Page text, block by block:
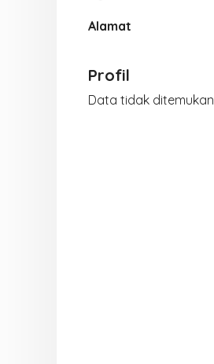
Alamat
Profil
Data tidak ditemukan